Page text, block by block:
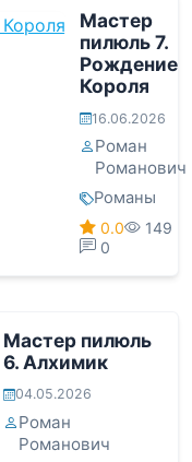
Мастер
пилюль 7.
Рождение
Короля
16.06.2026
Роман
Романович
Романы
0.0
149
0
Мастер пилюль
6. Алхимик
04.05.2026
Роман
Романович